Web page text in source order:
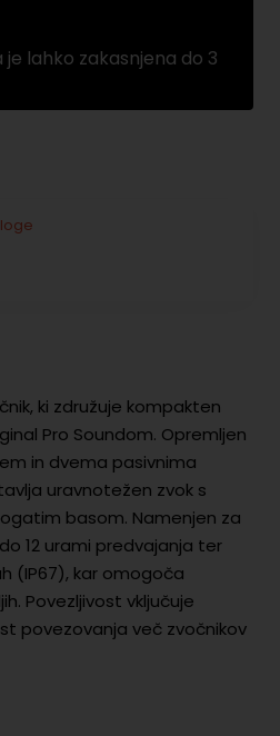
lahko zakasnjena do 3
ki združuje kompakten
Pro Soundom. Opremljen
in dvema pasivnima
uravnotežen zvok s
basom. Namenjen za
12 urami predvajanja ter
(IP67), kar omogoča
Povezljivost vključuje
povezovanja več zvočnikov